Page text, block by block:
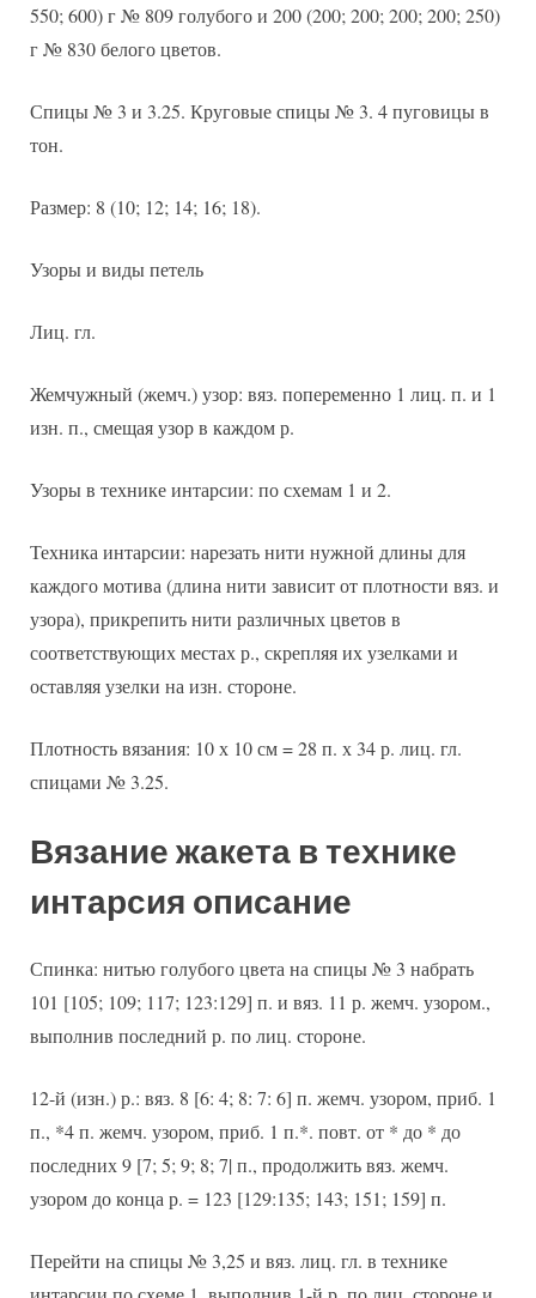
550; 600) г № 809 голубого и 200 (200; 200; 200; 200; 250)
г № 830 белого цветов.
Спицы № 3 и 3.25. Круговые спицы № 3. 4 пуговицы в
тон.
Размер: 8 (10; 12; 14; 16; 18).
Узоры и виды петель
Лиц. гл.
Жемчужный (жемч.) узор: вяз. попеременно 1 лиц. п. и 1
изн. п., смещая узор в каждом р.
Узоры в технике интарсии: по схемам 1 и 2.
Техника интарсии: нарезать нити нужной длины для
каждого мотива (длина нити зависит от плотности вяз. и
узора), прикрепить нити различных цветов в
соответствующих местах р., скрепляя их узелками и
оставляя узелки на изн. стороне.
Плотность вязания: 10 х 10 см = 28 п. х 34 р. лиц. гл.
спицами № 3.25.
Вязание жакета в технике
интарсия описание
Спинка: нитью голубого цвета на спицы № 3 набрать
101 [105; 109; 117; 123:129] п. и вяз. 11 р. жемч. узором.,
выполнив последний р. по лиц. стороне.
12-й (изн.) р.: вяз. 8 [6: 4; 8: 7: 6] п. жемч. узором, приб. 1
п., *4 п. жемч. узором, приб. 1 п.*. повт. от * до * до
последних 9 [7; 5; 9; 8; 7| п., продолжить вяз. жемч.
узором до конца р. = 123 [129:135; 143; 151; 159] п.
Перейти на спицы № 3,25 и вяз. лиц. гл. в технике